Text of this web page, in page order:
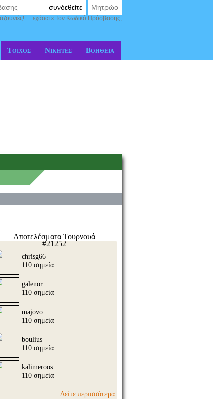
Τοίχος Νικητές Βοήθεια
συνδεθείτε Μητρώο
Ξεχάσατε Τον Κωδικό Πρόσβασης;
Αποτελέσματα Τουρνουά
#21252
chrisg66
110 σημεία
galenor
110 σημεία
majovo
110 σημεία
boulius
110 σημεία
kalimeroos
110 σημεία
Δείτε περισσότερα